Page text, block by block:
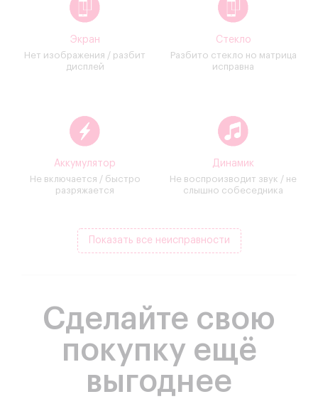
Экран
Нет изображения / разбит
дисплей
Стекло
Разбито стекло но матрица
исправна
Аккумулятор
Не включается / быстро
разряжается
Динамик
Не воспроизводит звук / не
слышно собеседника
Показать все неисправности
Сделайте свою
покупку ещё
выгоднее